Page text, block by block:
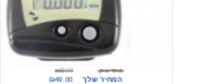
₪80.00 מחיר שוק
₪49.00 המחיר שלך
₪54.00 המחיר כולל משלוח :
שעון יד לילדים הלו קיטי \ורוד